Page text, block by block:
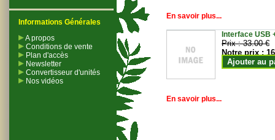
Informations Générales
A propos
Conditions de vente
Plan d'accès
Newsletter
Convertisseur d'unités
Nos vidéos
En savoir plus...
Interface USB
Prix :33.00 €
Notre prix :
Ajouter au
En savoir plus...